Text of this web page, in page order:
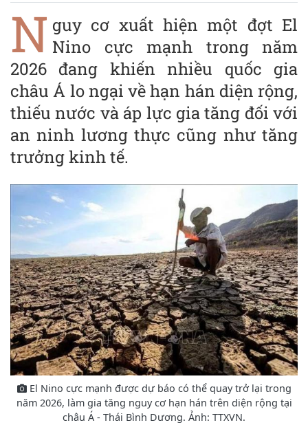
N guy cơ xuất hiện một đợt El
Nino cực mạnh trong năm
2026 đang khiến nhiều quốc gia
châu Á lo ngại về hạn hán diện rộng,
thiếu nước và áp lực gia tăng đối với
an ninh lương thực cũng như tăng
trưởng kinh tế.
El Nino cực mạnh được dự báo có thể quay trở lại trong
năm 2026, làm gia tăng nguy cơ hạn hán trên diện rộng tại
châu Á - Thái Bình Dương. Ảnh: TTXVN.